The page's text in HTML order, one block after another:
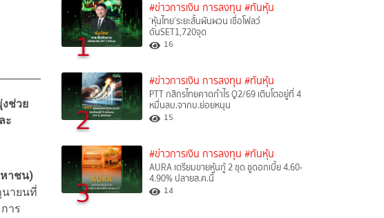
ช่วย
ะ
าชน)
นายนที่
าร
1
#ข่าวการเงิน การลงทุน #ทันหุ้น
‘หุ้นไทย’ระยะสั้นผันผวน เชื่อโฟลว์
ดันSET1,720จุด
16
2
#ข่าวการเงิน การลงทุน #ทันหุ้น
PTT กสิกรไทยคาดกำไร Q2/69 เติบโตอยู่ที่ 4
หมื่นลบ.จากบ.ย่อยหนุน
15
3
#ข่าวการเงิน การลงทุน #ทันหุ้น
AURA เตรียมขายหุ้นกู้ 2 ชุด ชูดอกเบี้ย 4.60-
4.90% ปลายส.ค.นี้
14